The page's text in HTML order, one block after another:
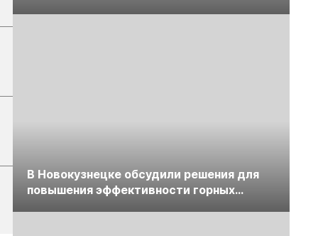
В Новокузнецке обсудили решения для
повышения эффективности горных